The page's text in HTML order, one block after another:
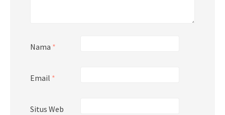
Nama *
Email *
Situs Web